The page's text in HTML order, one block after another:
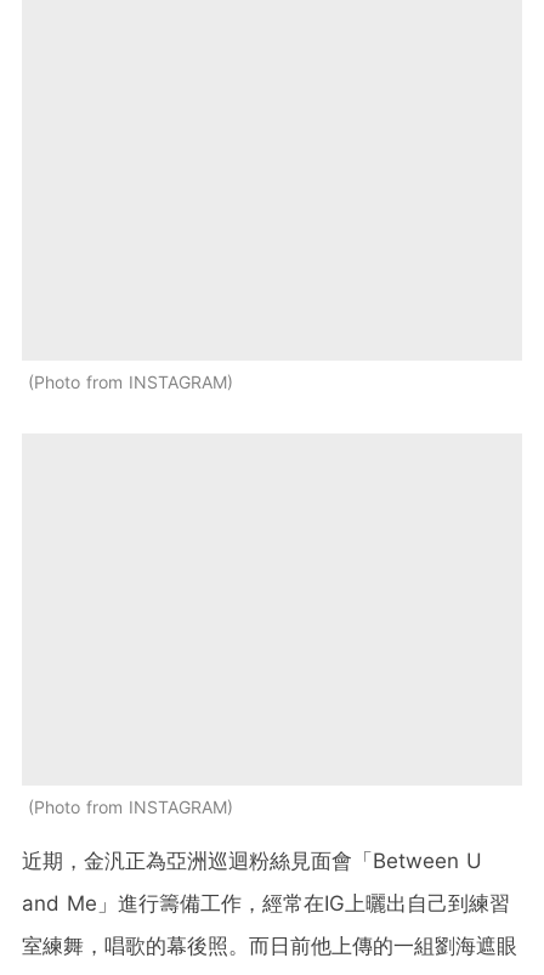
Photo from INSTAGRAM
Photo from INSTAGRAM
近期，金汎正為亞洲巡迴粉絲見面會「Between U
and Me」進行籌備工作，經常在IG上曬出自己到練習
室練舞，唱歌的幕後照。而日前他上傳的一組劉海遮眼